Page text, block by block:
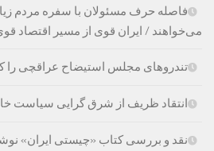
فاصله حرف مسئولان با سفره مردم
می‌خواهند / ایران قوی از مسیر اقتصاد
تندروهای مجلس استیضاح عراقچی را
انتقاد ظریف از شرق گرایی سیاست
نقد و بررسی کتاب «چیستی ایران»